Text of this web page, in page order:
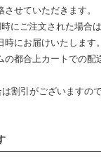
せていただきます。
にご注文された場合
時にお届けいたします
の都合上カートでの配
割引がございますの